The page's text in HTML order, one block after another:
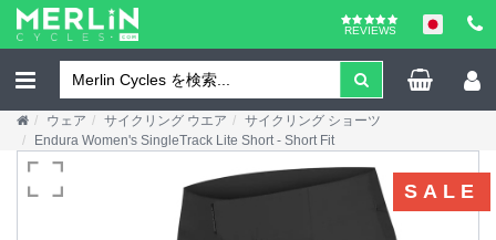
REVIEWS
ウェア サイクリング ウエア
サイクリング ショーツ
Endura Women's SingleTrack Lite Short - Short Fit
SALE